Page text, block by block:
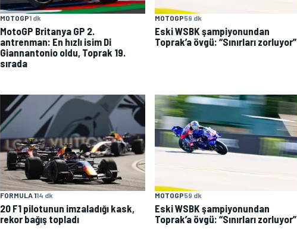
MOTOGP1 dk
MotoGP Britanya GP 2.
antrenman: En hızlı isim Di
Giannantonio oldu, Toprak 19.
sırada
MOTOGP59 dk
Eski WSBK şampiyonundan
Toprak’a övgü: “Sınırları zorluyor”
FORMULA 114 dk
20 F1 pilotunun imzaladığı kask,
rekor bağış topladı
MOTOGP59 dk
Eski WSBK şampiyonundan
Toprak’a övgü: “Sınırları zorluyor”